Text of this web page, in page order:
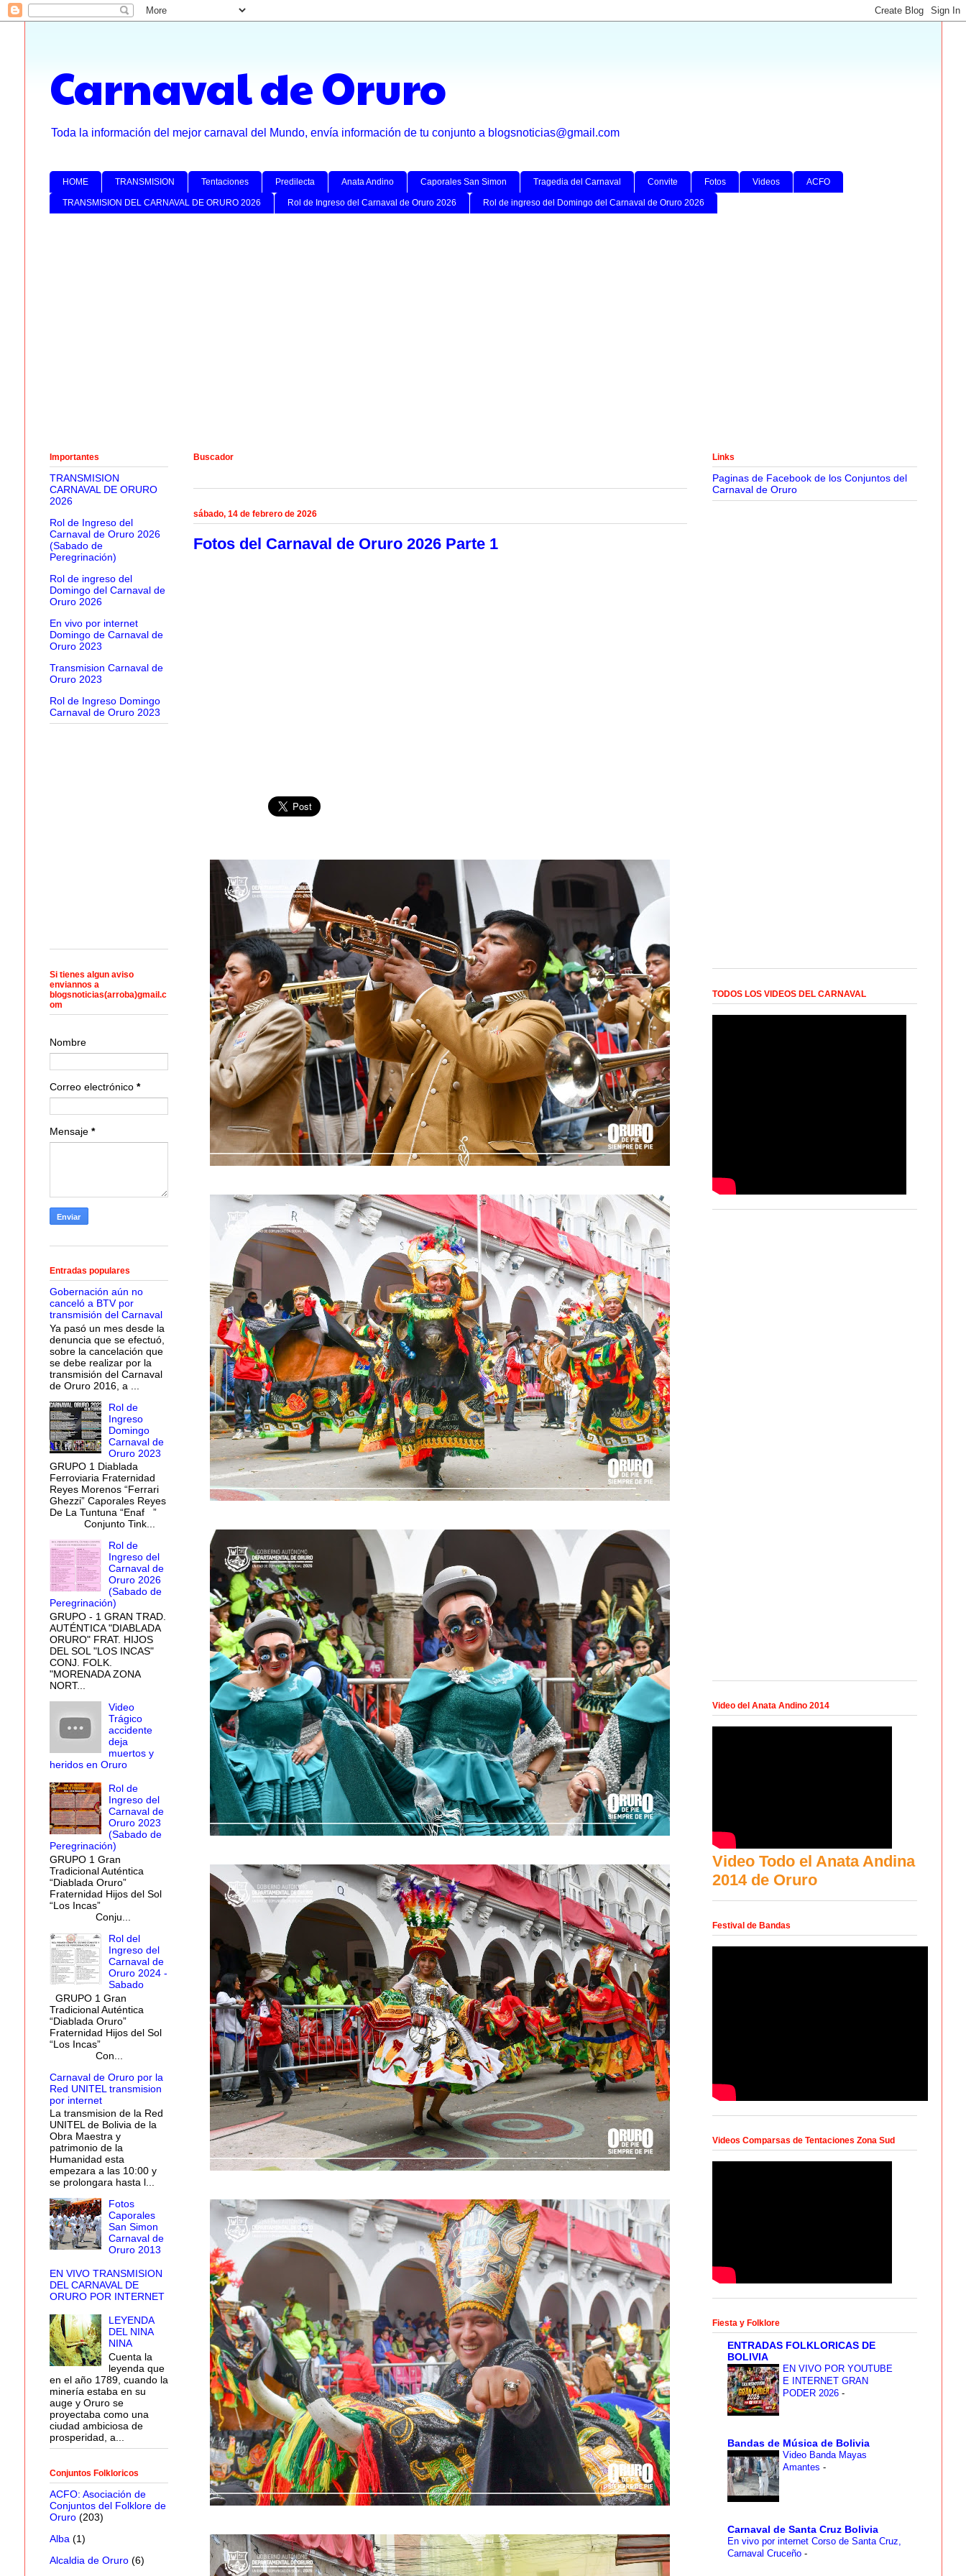
Carnaval de Oruro
Toda la información del mejor carnaval del Mundo, envía información de tu conjunto a blogsnoticias@gmail.com
HOME TRANSMISION Tentaciones Predilecta Anata Andino Caporales San Simon Tragedia del Carnaval Convite Fotos Videos ACFO
TRANSMISION DEL CARNAVAL DE ORURO 2026 Rol de Ingreso del Carnaval de Oruro 2026 Rol de ingreso del Domingo del Carnaval de Oruro 2026
Buscador
sábado, 14 de febrero de 2026
Fotos del Carnaval de Oruro 2026 Parte 1
Importantes
TRANSMISION
CARNAVAL DE ORURO
2026
Rol de Ingreso del
Carnaval de Oruro 2026
(Sabado de
Peregrinación)
Rol de ingreso del
Domingo del Carnaval de
Oruro 2026
En vivo por internet
Domingo de Carnaval de
Oruro 2023
Transmision Carnaval de
Oruro 2023
Rol de Ingreso Domingo
Carnaval de Oruro 2023
Si tienes algun aviso
enviannos a
blogsnoticias(arroba)gmail.c
om
Nombre
Correo electrónico *
Mensaje *
Entradas populares
Gobernación aún no
canceló a BTV por
transmisión del Carnaval
Ya pasó un mes desde la
denuncia que se efectuó,
sobre la cancelación que
se debe realizar por la
transmisión del Carnaval
de Oruro 2016, a ...
Rol de
Ingreso
Domingo
Carnaval de
Oruro 2023
GRUPO 1 Diablada
Ferroviaria Fraternidad
Reyes Morenos “Ferrari
Ghezzi” Caporales Reyes
De La Tuntuna “Enaf ”
Conjunto Tink...
Rol de
Ingreso del
Carnaval de
Oruro 2026
(Sabado de
Peregrinación)
GRUPO - 1 GRAN TRAD.
AUTÉNTICA "DIABLADA
ORURO" FRAT. HIJOS
DEL SOL "LOS INCAS"
CONJ. FOLK.
"MORENADA ZONA
NORT...
Video
Trágico
accidente
deja
muertos y
heridos en Oruro
Rol de
Ingreso del
Carnaval de
Oruro 2023
(Sabado de
Peregrinación)
GRUPO 1 Gran
Tradicional Auténtica
“Diablada Oruro”
Fraternidad Hijos del Sol
“Los Incas”
Conju...
Rol del
Ingreso del
Carnaval de
Oruro 2024 -
Sabado
GRUPO 1 Gran
Tradicional Auténtica
“Diablada Oruro”
Fraternidad Hijos del Sol
“Los Incas”
Con...
Carnaval de Oruro por la
Red UNITEL transmision
por internet
La transmision de la Red
UNITEL de Bolivia de la
Obra Maestra y
patrimonio de la
Humanidad esta
empezara a las 10:00 y
se prolongara hasta l...
Fotos
Caporales
San Simon
Carnaval de
Oruro 2013
EN VIVO TRANSMISION
DEL CARNAVAL DE
ORURO POR INTERNET
LEYENDA
DEL NINA
NINA
Cuenta la
leyenda que
en el año 1789, cuando la
minería estaba en su
auge y Oruro se
proyectaba como una
ciudad ambiciosa de
prosperidad, a...
Conjuntos Folkloricos
ACFO: Asociación de
Conjuntos del Folklore de
Oruro (203)
Alba (1)
Alcaldia de Oruro (6)
Links
Paginas de Facebook de los Conjuntos del
Carnaval de Oruro
TODOS LOS VIDEOS DEL CARNAVAL
Video del Anata Andino 2014
Video Todo el Anata Andina
2014 de Oruro
Festival de Bandas
Videos Comparsas de Tentaciones Zona Sud
Fiesta y Folklore
ENTRADAS FOLKLORICAS DE
BOLIVIA
EN VIVO POR YOUTUBE
E INTERNET GRAN
PODER 2026 -
Bandas de Música de Bolivia
Video Banda Mayas
Amantes -
Carnaval de Santa Cruz Bolivia
En vivo por internet Corso de Santa Cruz,
Carnaval Cruceño -